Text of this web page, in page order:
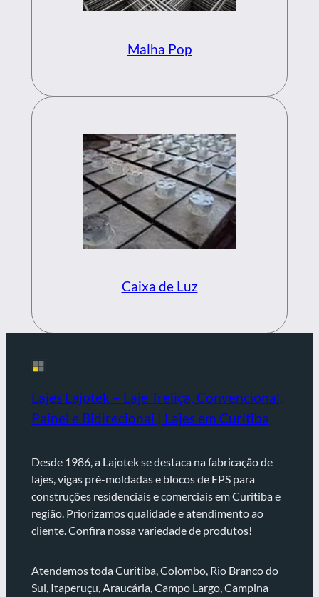
Malha Pop
Caixa de Luz
Lajes Lajotek – Laje Treliça, Convencional,
Painel e Bidirecionai | Lajes em Curitiba
Desde 1986, a Lajotek se destaca na fabricação de
lajes, vigas pré-moldadas e blocos de EPS para
construções residenciais e comerciais em Curitiba e
região. Priorizamos qualidade e atendimento ao
cliente. Confira nossa variedade de produtos!
Atendemos toda Curitiba, Colombo, Rio Branco do
Sul, Itaperuçu, Araucária, Campo Largo, Campina